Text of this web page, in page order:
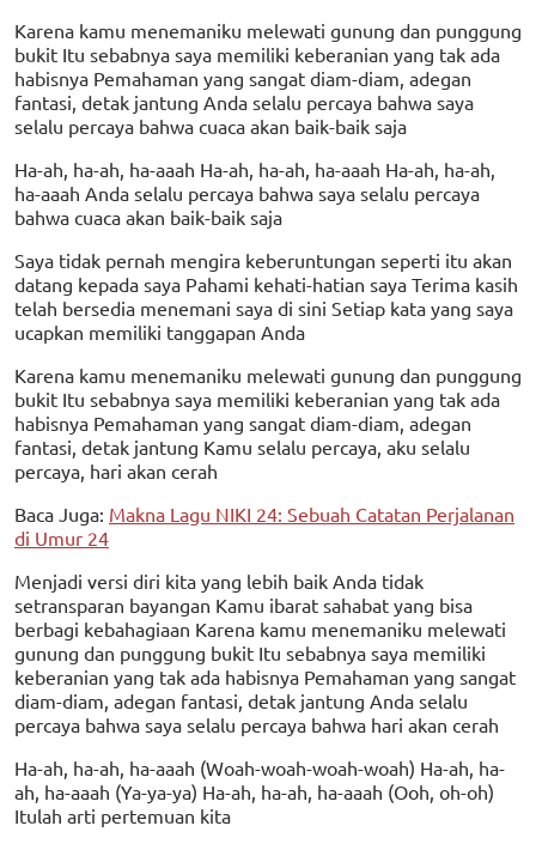
Karena kamu menemaniku melewati gunung dan punggung
bukit Itu sebabnya saya memiliki keberanian yang tak ada
habisnya Pemahaman yang sangat diam-diam, adegan
fantasi, detak jantung Anda selalu percaya bahwa saya
selalu percaya bahwa cuaca akan baik-baik saja
Ha-ah, ha-ah, ha-aaah Ha-ah, ha-ah, ha-aaah Ha-ah, ha-ah,
ha-aaah Anda selalu percaya bahwa saya selalu percaya
bahwa cuaca akan baik-baik saja
Saya tidak pernah mengira keberuntungan seperti itu akan
datang kepada saya Pahami kehati-hatian saya Terima kasih
telah bersedia menemani saya di sini Setiap kata yang saya
ucapkan memiliki tanggapan Anda
Karena kamu menemaniku melewati gunung dan punggung
bukit Itu sebabnya saya memiliki keberanian yang tak ada
habisnya Pemahaman yang sangat diam-diam, adegan
fantasi, detak jantung Kamu selalu percaya, aku selalu
percaya, hari akan cerah
Baca Juga: Makna Lagu NIKI 24: Sebuah Catatan Perjalanan
di Umur 24
Menjadi versi diri kita yang lebih baik Anda tidak
setransparan bayangan Kamu ibarat sahabat yang bisa
berbagi kebahagiaan Karena kamu menemaniku melewati
gunung dan punggung bukit Itu sebabnya saya memiliki
keberanian yang tak ada habisnya Pemahaman yang sangat
diam-diam, adegan fantasi, detak jantung Anda selalu
percaya bahwa saya selalu percaya bahwa hari akan cerah
Ha-ah, ha-ah, ha-aaah (Woah-woah-woah-woah) Ha-ah, ha-
ah, ha-aaah (Ya-ya-ya) Ha-ah, ha-ah, ha-aaah (Ooh, oh-oh)
Itulah arti pertemuan kita